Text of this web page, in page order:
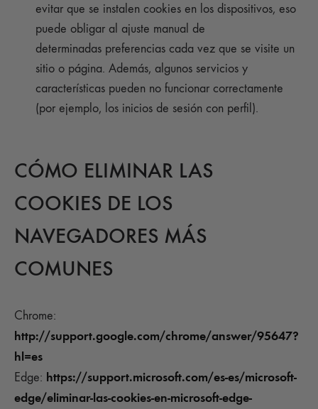
evitar que se instalen cookies en los dispositivos, eso
puede obligar al ajuste manual de
determinadas preferencias cada vez que se visite un
sitio o página. Además, algunos servicios y
características pueden no funcionar correctamente
(por ejemplo, los inicios de sesión con perfil).
CÓMO ELIMINAR LAS
COOKIES DE LOS
NAVEGADORES MÁS
COMUNES
Chrome:
http://support.google.com/chrome/answer/95647?
hl=es
Edge: https://support.microsoft.com/es-es/microsoft-
edge/eliminar-las-cookies-en-microsoft-edge-